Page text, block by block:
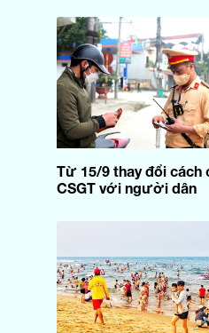
Từ 15/9 thay đổi cách
CSGT với người dân